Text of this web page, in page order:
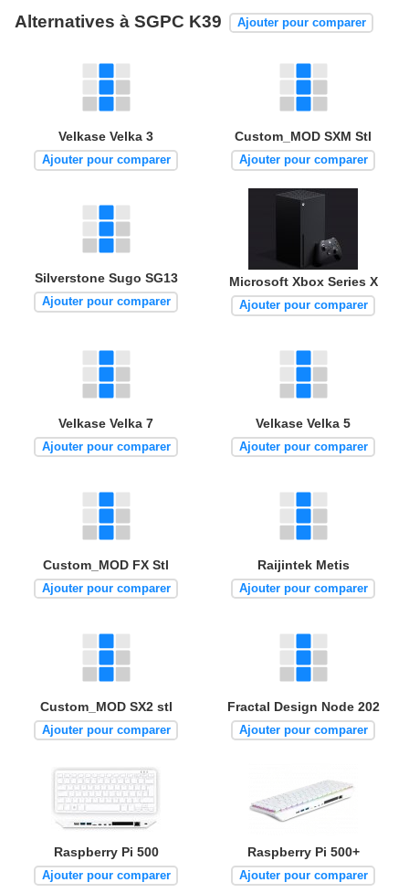
Alternatives à SGPC K39 Ajouter pour comparer
Velkase Velka 3
Ajouter pour comparer
Custom_MOD SXM Stl
Ajouter pour comparer
Silverstone Sugo SG13
Ajouter pour comparer
Microsoft Xbox Series X
Ajouter pour comparer
Velkase Velka 7
Ajouter pour comparer
Velkase Velka 5
Ajouter pour comparer
Custom_MOD FX Stl
Ajouter pour comparer
Raijintek Metis
Ajouter pour comparer
Custom_MOD SX2 stl
Ajouter pour comparer
Fractal Design Node 202
Ajouter pour comparer
Raspberry Pi 500
Ajouter pour comparer
Raspberry Pi 500+
Ajouter pour comparer